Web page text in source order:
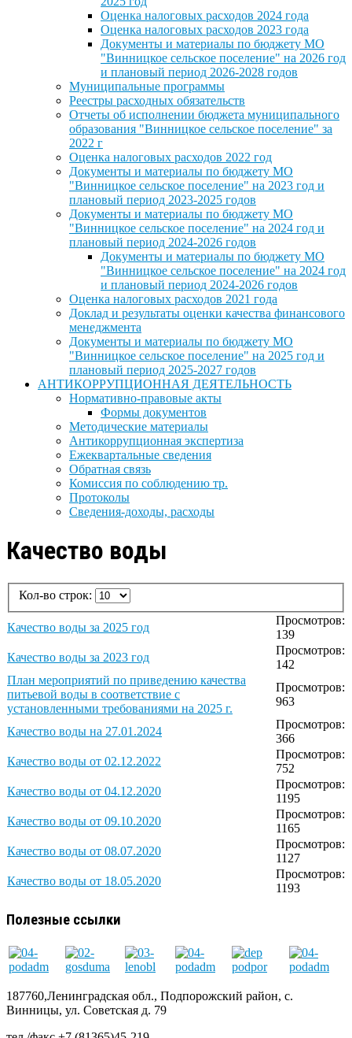
Оценка налоговых расходов 2024 года
Оценка налоговых расходов 2023 года
Документы и материалы по бюджету МО
"Винницкое сельское поселение" на 2026 год
и плановый период 2026-2028 годов
Муниципальные программы
Реестры расходных обязательств
Отчеты об исполнении бюджета муниципального
образования "Винницкое сельское поселение" за
2022 г
Оценка налоговых расходов 2022 год
Документы и материалы по бюджету МО
"Винницкое сельское поселение" на 2023 год и
плановый период 2023-2025 годов
Документы и материалы по бюджету МО
"Винницкое сельское поселение" на 2024 год и
плановый период 2024-2026 годов
Документы и материалы по бюджету МО
"Винницкое сельское поселение" на 2024 год
и плановый период 2024-2026 годов
Оценка налоговых расходов 2021 года
Доклад и результаты оценки качества финансового
менеджмента
Документы и материалы по бюджету МО
"Винницкое сельское поселение" на 2025 год и
плановый период 2025-2027 годов
АНТИКОРРУПЦИОННАЯ ДЕЯТЕЛЬНОСТЬ
Нормативно-правовые акты
Формы документов
Методические материалы
Антикоррупционная экспертиза
Ежеквартальные сведения
Обратная связь
Комиссия по соблюдению тр.
Протоколы
Сведения-доходы, расходы
Качество воды
Кол-во строк:
Качество воды за 2025 год
Просмотров:
139
Качество воды за 2023 год
Просмотров:
142
План мероприятий по приведению качества
питьевой воды в соответствие с
установленными требованиями на 2025 г.
Просмотров:
963
Качество воды на 27.01.2024
Просмотров:
366
Качество воды от 02.12.2022
Просмотров:
752
Качество воды от 04.12.2020
Просмотров:
1195
Качество воды от 09.10.2020
Просмотров:
1165
Качество воды от 08.07.2020
Просмотров:
1127
Качество воды от 18.05.2020
Просмотров:
1193
Полезные ссылки
187760,Ленинградская обл., Подпорожский район, с.
Винницы, ул. Советская д. 79